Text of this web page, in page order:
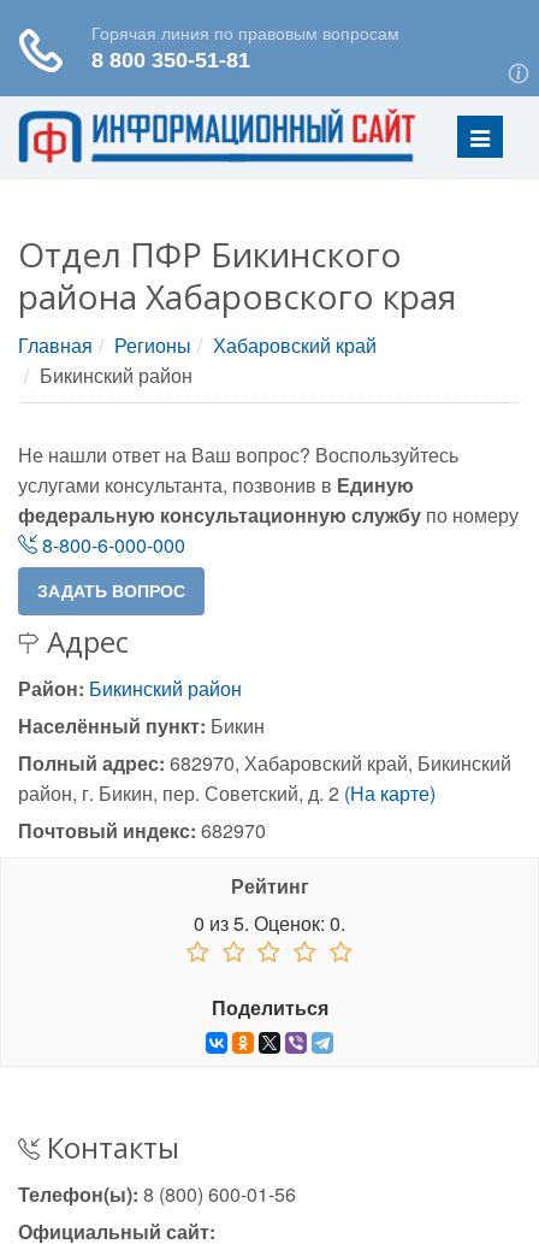
Меню
Отдел ПФР Бикинского
района Хабаровского края
Главная Регионы
Хабаровский край
Бикинский район
Не нашли ответ на Ваш вопрос? Воспользуйтесь
услугами консультанта, позвонив в Единую
федеральную консультационную службу по номеру
8-800-6-000-000
Адрес
Район: Бикинский район
Населённый пункт: Бикин
Полный адрес: 682970, Хабаровский край, Бикинский
район, г. Бикин, пер. Советский, д. 2 (На карте)
Почтовый индекс: 682970
Рейтинг
0 из5. Оценок: 0.
Поделиться
Контакты
Телефон(ы): 8 (800) 600-01-56
Официальный сайт: